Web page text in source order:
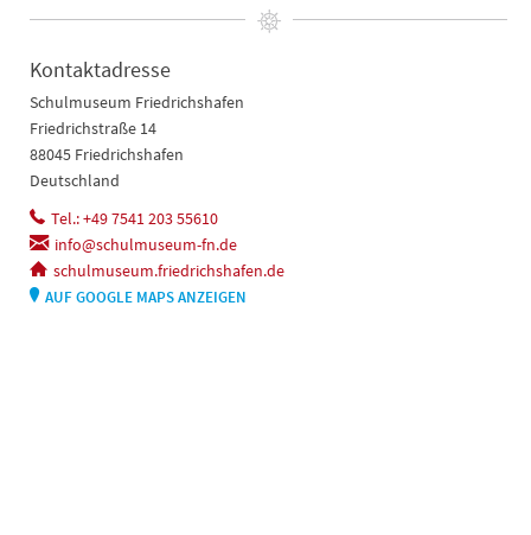
Kontaktadresse
Schulmuseum Friedrichshafen
Friedrichstraße 14
88045 Friedrichshafen
Deutschland
Tel.: +49 7541 203 55610
info@schulmuseum-fn.de
schulmuseum.friedrichshafen.de
AUF GOOGLE MAPS ANZEIGEN